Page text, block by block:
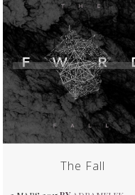
The Fall